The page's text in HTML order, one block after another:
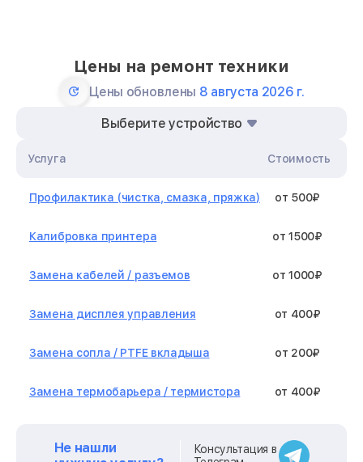
Цены на ремонт техники
Цены обновлены 8 августа 2026 г.
Выберите устройство
Услуга Стоимость
Профилактика (чистка, смазка, пряжка) от 500₽
Калибровка принтера от 1500₽
Замена кабелей / разъемов от 1000₽
Замена дисплея управления от 400₽
Замена сопла / PTFE вкладыша от 200₽
Замена термобарьера / термистора от 400₽
столаНе нашли
Консультация в